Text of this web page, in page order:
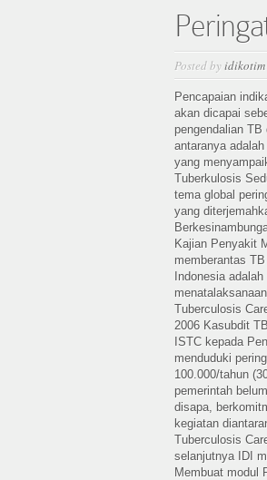
Posted byidikotim
Pencapaian
akan dicapai
pengendalian
antaranya
yang
Tuberkulosis
tema global
yang
Kajian Penyakit
memberantas
Indonesia
Tuberculosis
2006 Kasubdit
ISTC kepada
menduduki
100.000/tahun
pemerintah
disapa,
kegiatan
Tuberculosis
selanjutnya IDI
Membuat modul